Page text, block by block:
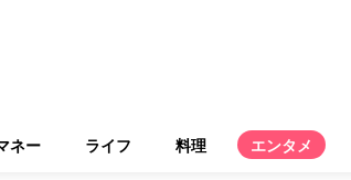
ネー ライフ 料理 エンタメ